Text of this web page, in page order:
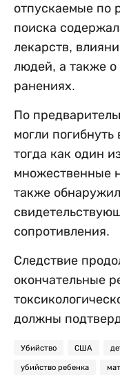
отпускаемые по
поиска
лекарств,
людей, а также
ранениях.
По
могли погибнуть
тогда как один
множественные
также
сопротивления.
Следствие
окончательные
должны
Убийство США
убийство ребенка